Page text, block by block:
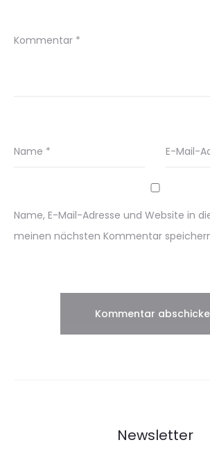
Kommentar *
Name * E-Mail-
Name, E-Mail-Adresse und Website in
meinen nächsten Kommentar
Newsletter